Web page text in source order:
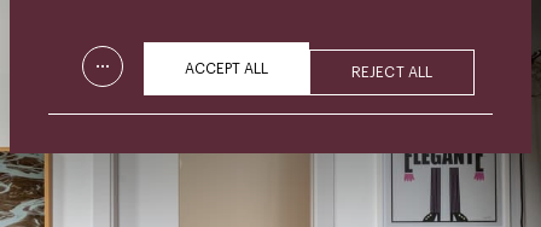
... ACCEPT ALL REJECT ALL